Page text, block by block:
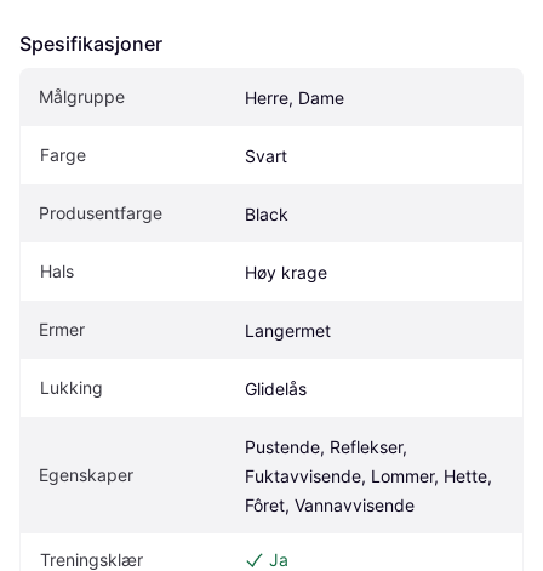
Spesifikasjoner
Målgruppe Herre, Dame
Farge Svart
Produsentfarge Black
Hals Høy krage
Ermer Langermet
Lukking Glidelås
Egenskaper
Pustende, Reflekser,
Fuktavvisende, Lommer, Hette,
Fôret, Vannavvisende
Treningsklær Ja